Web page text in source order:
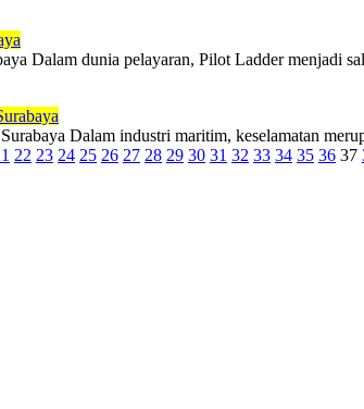
Dalam dunia pelayaran, Pilot Ladder menjadi
Dalam industri maritim, keselamatan
22 23 24 25 26 27 28 29 30 31 32 33 34 35 36 37